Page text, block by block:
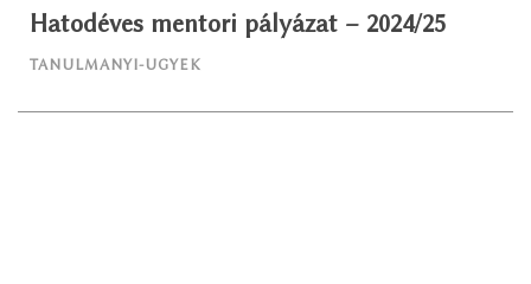
Hatodéves mentori pályázat – 2024/25
TANULMANYI-UGYEK